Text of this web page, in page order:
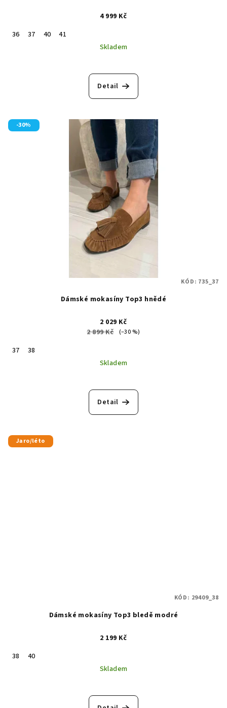
4 999 Kč
36
37 40
41
Skladem
hodnocení
produktu
5
hvězdiček.
Detail
-30%
Dámské mokasíny Top3 hnědé
2 029 Kč
2 899 Kč
(–30 %)
37
38
Skladem
Detail
KÓD: 735_37
Jaro/léto
Dámské mokasíny Top3 bledě modré
2 199 Kč
38
40
Skladem
KÓD: 29409_38